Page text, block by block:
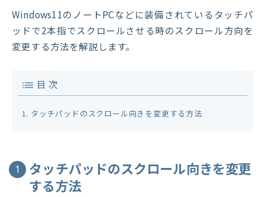
Windows11のノートPCなどに装備されているタッチパ
ッドで2本指でスクロールさせる時のスクロール方向を
変更する方法を解説します。
目 次
タッチパッドのスクロール向きを変更する方法
1
タッチパッドのスクロール向きを変更
する方法